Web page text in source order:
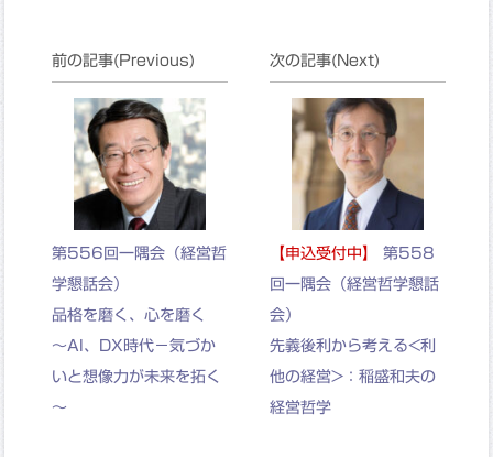
前の記事(Previous)
第556回一隅会（経営哲
学懇話会）
品格を磨く、心を磨く
～AI、DX時代－気づか
いと想像力が未来を拓く
～
次の記事(Next)
【申込受付中】
第558
回一隅会（経営哲学懇話
会）
先義後利から考える<利
他の経営>：稲盛和夫の
経営哲学